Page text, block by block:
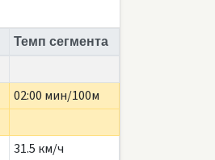
Темп сегмента
02:00 мин/100м
31.5 км/ч